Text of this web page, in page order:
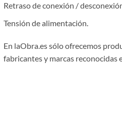
Retraso de conexión /
Tensión de alimentación.
En laObra.es sólo ofrecemos
fabricantes y marcas reconocidas